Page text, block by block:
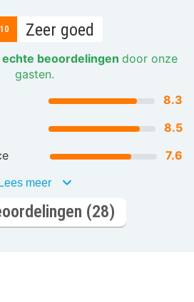
Zeer goed
echte beoordelingen door onze
gasten.
8.3
8.5
7.6
Lees meer
(28)